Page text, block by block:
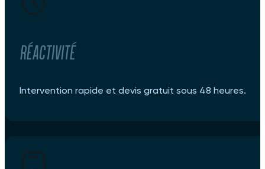
Réactivité
Intervention rapide et devis gratuit sous 48 heures.